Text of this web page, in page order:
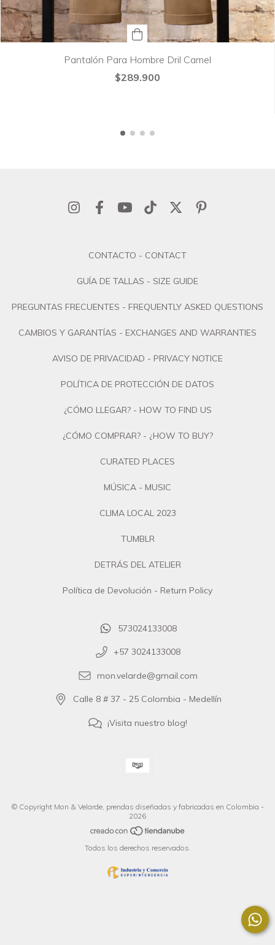
Pantalón Para Hombre Dril Camel
$289.900
CONTACTO - CONTACT
GUÍA DE TALLAS - SIZE GUIDE
PREGUNTAS FRECUENTES - FREQUENTLY ASKED QUESTIONS
CAMBIOS Y GARANTÍAS - EXCHANGES AND WARRANTIES
AVISO DE PRIVACIDAD - PRIVACY NOTICE
POLÍTICA DE PROTECCIÓN DE DATOS
¿CÓMO LLEGAR? - HOW TO FIND US
¿CÓMO COMPRAR? - ¿HOW TO BUY?
CURATED PLACES
MÚSICA - MUSIC
CLIMA LOCAL 2023
TUMBLR
DETRÁS DEL ATELIER
Política de Devolución - Return Policy
573024133008
+57 3024133008
mon.velarde@gmail.com
Calle 8 # 37 - 25 Colombia - Medellín
¡Visita nuestro blog!
© Copyright Mon & Velarde, prendas diseñadas y fabricadas en Colombia -
2026
Todos los derechos reservados.